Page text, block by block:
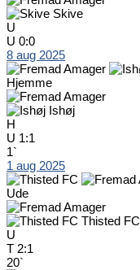
Skive
U
U 0:0
8 aug 2025
Hjemme
Ishøj
H
U 1:1
1`
1 aug 2025
Ude
Thisted FC
U
T 2:1
20`